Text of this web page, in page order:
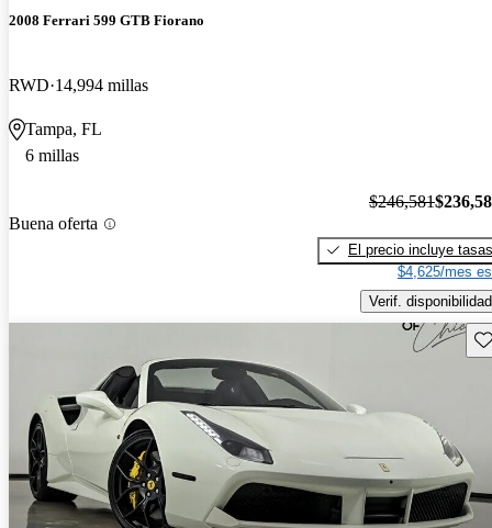
2008 Ferrari 599 GTB Fiorano
RWD 14,994 millas
Tampa, FL
6 millas
Buena oferta
$246,581
El precio incluye tasas
$4,625/mes
Verif. disponibilidad